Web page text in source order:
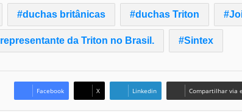
duchas britânicas duchas Triton
representante da Triton no Brasil. Sintex
Facebook X Linkedin Compartilhar via